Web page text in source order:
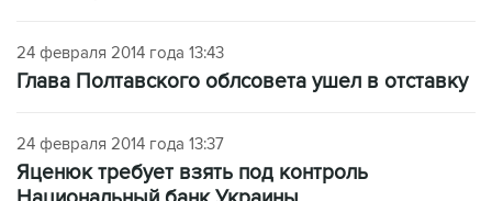
24 февраля 2014 года 13:43
Глава Полтавского облсовета ушел в отставку
24 февраля 2014 года 13:37
Яценюк требует взять под контроль